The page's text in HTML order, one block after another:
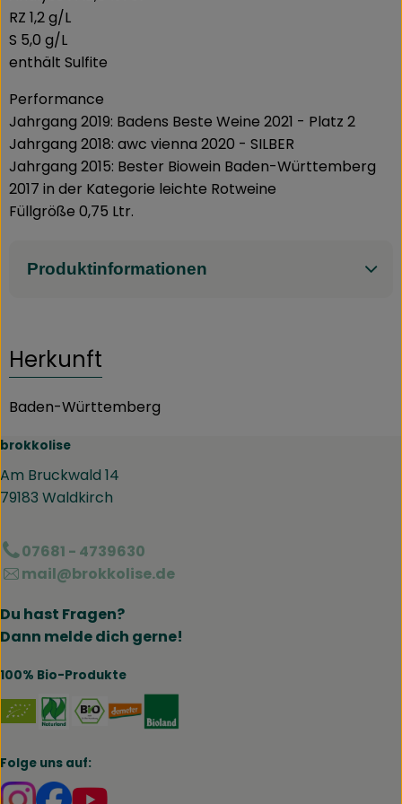
RZ 1,2 g/L
S 5,0 g/L
enthält Sulfite
Performance
Jahrgang 2019: Badens Beste Weine 2021 - Platz 2
Jahrgang 2018: awc vienna 2020 - SILBER
Jahrgang 2015: Bester Biowein Baden-Württemberg
2017 in der Kategorie leichte Rotweine
Füllgröße 0,75 Ltr.
Produktinformationen
Herkunft
Baden-Württemberg
brokkolise
Am Bruckwald 14
79183 Waldkirch
07681 - 4739630
mail@brokkolise.de
Du hast Fragen?
Dann melde dich gerne!
100% Bio-Produkte
Externer Link zu https://www.naturland.de/de/
Externer Link zu https://www.bmel.de/
Folge uns auf:
Externer Link zu https://www.instagram.com/
Externer Link zu https://www.facebook.com/